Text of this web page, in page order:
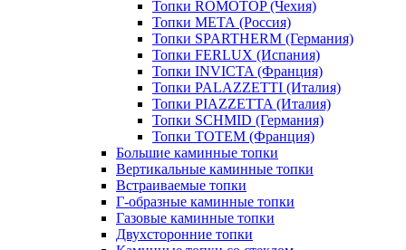
Топки ROMOTOP (Чехия)
Топки МЕТА (Россия)
Топки SPARTHERM (Германия)
Топки FERLUX (Испания)
Топки INVICTA (Франция)
Топки PALAZZETTI (Италия)
Топки PIAZZETTA (Италия)
Топки SCHMID (Германия)
Топки TOTEM (Франция)
Большие каминные топки
Вертикальные каминные топки
Встраиваемые топки
Г-образные каминные топки
Газовые каминные топки
Двухсторонние топки